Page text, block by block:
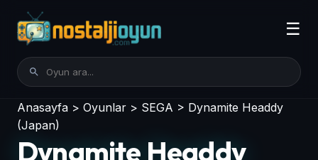
☰
Anasayfa > Oyunlar > SEGA > Dynamite Headdy
(Japan)
Dynamite Headdy